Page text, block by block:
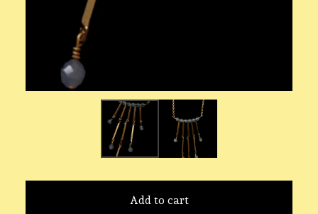
Add to cart